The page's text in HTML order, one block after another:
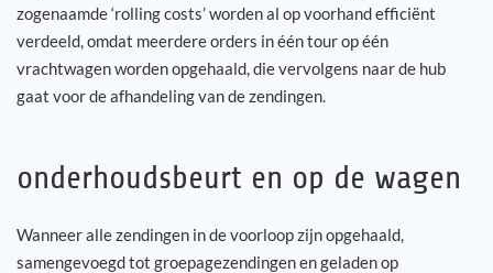
zogenaamde ‘rolling costs’ worden al op voorhand efficiënt
verdeeld, omdat meerdere orders in één tour op één
vrachtwagen worden opgehaald, die vervolgens naar de hub
gaat voor de afhandeling van de zendingen.
onderhoudsbeurt en op de wagen
Wanneer alle zendingen in de voorloop zijn opgehaald,
samengevoegd tot groepagezendingen en geladen op